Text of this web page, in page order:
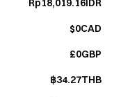
Rp18,019.16IDR
$0CAD
£0GBP
฿34.27THB